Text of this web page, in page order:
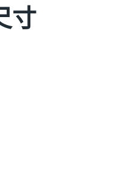
寸